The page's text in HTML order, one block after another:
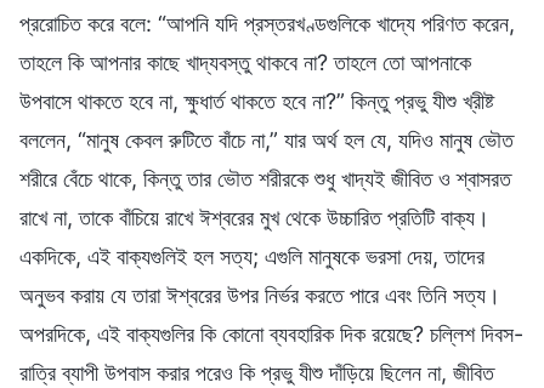
প্ররোচিত করে বলে: “আপনি যদি প্রস্তরখণ্ডগুলিকে খাদ্যে পরিণত করেন,
তাহলে কি আপনার কাছে খাদ্যবস্তু থাকবে না? তাহলে তো আপনাকে
উপবাসে থাকতে হবে না, ক্ষুধার্ত থাকতে হবে না?” কিন্তু প্রভু যীশু খ্রীষ্ট
বললেন, “মানুষ কেবল রুটিতে বাঁচে না,” যার অর্থ হল যে, যদিও মানুষ ভৌত
শরীরে বেঁচে থাকে, কিন্তু তার ভৌত শরীরকে শুধু খাদ্যই জীবিত ও শ্বাসরত
রাখে না, তাকে বাঁচিয়ে রাখে ঈশ্বরের মুখ থেকে উচ্চারিত প্রতিটি বাক্য।
একদিকে, এই বাক্যগুলিই হল সত্য; এগুলি মানুষকে ভরসা দেয়, তাদের
অনুভব করায় যে তারা ঈশ্বরের উপর নির্ভর করতে পারে এবং তিনি সত্য।
অপরদিকে, এই বাক্যগুলির কি কোনো ব্যবহারিক দিক রয়েছে? চল্লিশ দিবস-
রাত্রি ব্যাপী উপবাস করার পরেও কি প্রভু যীশু দাঁড়িয়ে ছিলেন না, জীবিত